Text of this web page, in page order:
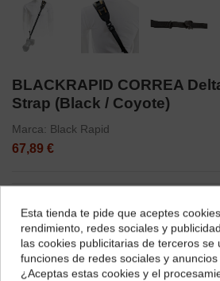
BLACKRAPID CORREA
Strap (Black / Coyote)
Marca: Black Rapid
67,89 €
¿Dónde deseas
Selecciona tu ubicación para
impuestos correctos para
Esta tienda te pide que aceptes
rendimiento, redes sociales y
las cookies publicitarias de terceros se
funciones de redes sociales y
¿Aceptas estas cookies y el